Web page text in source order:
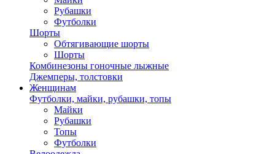
Рубашки
Футболки
Шорты
Обтягивающие шорты
Шорты
Комбинезоны гоночные лыжные
Джемперы, толстовки
Женщинам
Футболки, майки, рубашки, топы
Майки
Рубашки
Топы
Футболки